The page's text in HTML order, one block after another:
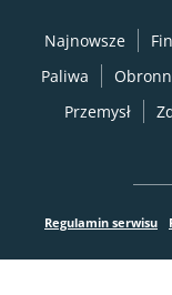
Najnowsze
Paliwa
Przemysł
Regulamin serwisu